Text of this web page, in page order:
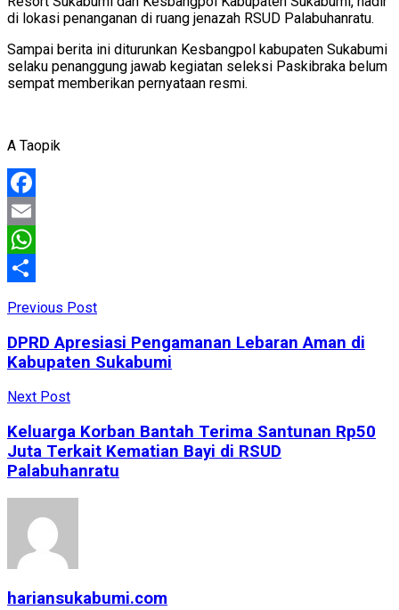
di lokasi penanganan di ruang jenazah RSUD Palabuhanratu.
Sampai berita ini diturunkan Kesbangpol kabupaten Sukabumi
selaku penanggung jawab kegiatan seleksi Paskibraka belum
sempat memberikan pernyataan resmi.
A Taopik
Facebook
Email
WhatsApp
Previous Post
DPRD Apresiasi Pengamanan Lebaran Aman di
Kabupaten Sukabumi
Next Post
Keluarga Korban Bantah Terima Santunan Rp50
Juta Terkait Kematian Bayi di RSUD
Palabuhanratu
hariansukabumi.com